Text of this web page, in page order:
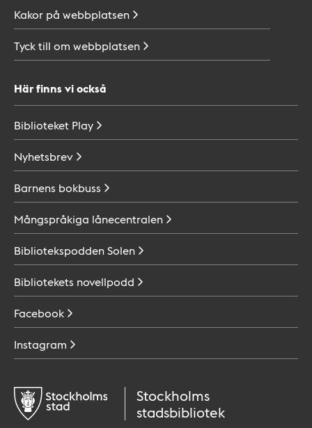
Kakor på webbplatsen
Tyck till om webbplatsen
Här finns vi också
Biblioteket Play
Nyhetsbrev
Barnens bokbuss
Mångspråkiga lånecentralen
BibliotekspoddenSolen
Bibliotekets novellpodd
Facebook
Instagram
Stockholms
stadsbibliotek